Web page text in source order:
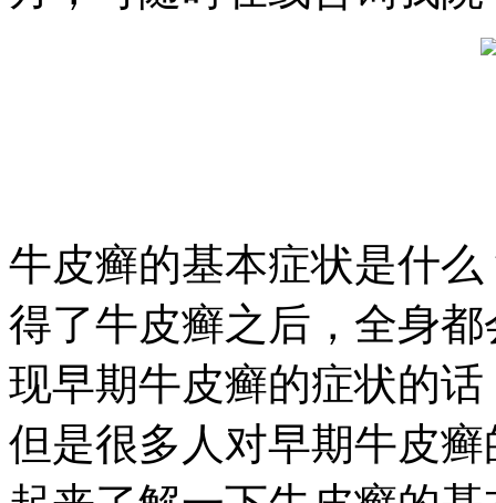
牛皮癣的基本症状是什
得了牛皮癣之后，全身
现早期牛皮癣的症状的
但是很多人对早期牛皮